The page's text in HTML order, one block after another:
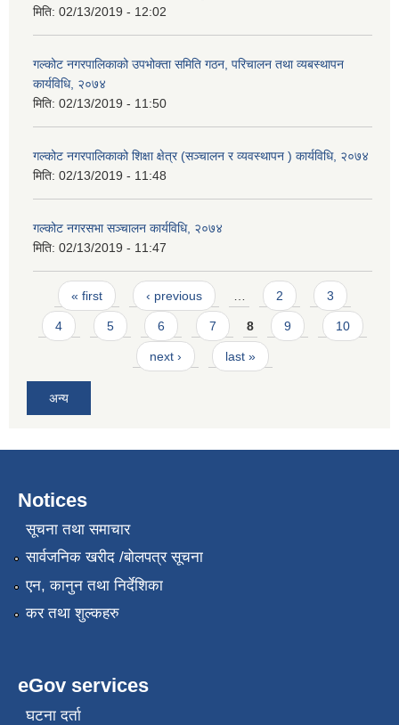
मिति: 02/13/2019 - 12:02
गल्कोट नगरपालिकाको उपभोक्ता समिति गठन, परिचालन तथा व्यबस्थापन
कार्यविधि, २०७४
मिति: 02/13/2019 - 11:50
गल्कोट नगरपालिकाको शिक्षा क्षेत्र (सञ्चालन र व्यवस्थापन ) कार्यविधि, २०७४
मिति: 02/13/2019 - 11:48
गल्कोट नगरसभा सञ्चालन कार्यविधि, २०७४
मिति: 02/13/2019 - 11:47
Pages
« first ‹ previous 2 3
4 5 6 7 8 9 10
next › last »
अन्य
Notices
सूचना तथा समाचार
सार्वजनिक खरीद /बोलपत्र सूचना
एन, कानुन तथा निर्देशिका
कर तथा शुल्कहरु
eGov services
घटना दर्ता